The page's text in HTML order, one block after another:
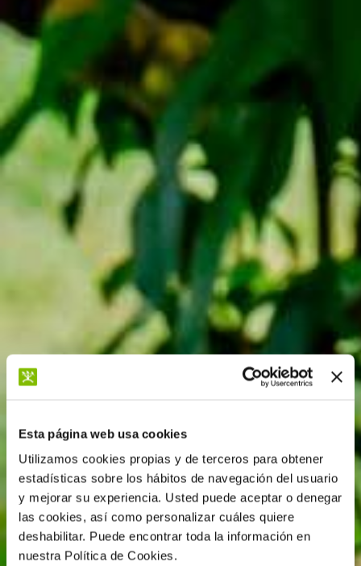
Esta página web usa cookies
Utilizamos cookies propias y de terceros para obtener
estadísticas sobre los hábitos de navegación del usuario
y mejorar su experiencia. Usted puede aceptar o denegar
las cookies, así como personalizar cuáles quiere
deshabilitar. Puede encontrar toda la información en
nuestra Política de Cookies.